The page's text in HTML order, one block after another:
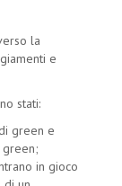
la
e
stati:
green e
in gioco